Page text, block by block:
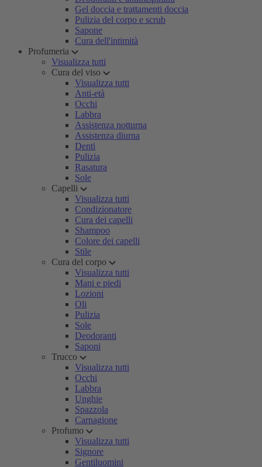
Gel doccia e trattamenti doccia
Pulizia del corpo e scrub
Sapone
Cura dell'intimità
Profumeria
Visualizza tutti
Cura del viso
Visualizza tutti
Anti-età
Occhi
Labbra
Assistenza notturna
Assistenza diurna
Denti
Pulizia
Rasatura
Sole
Capelli
Visualizza tutti
Condizionatore
Cura dei capelli
Shampoo
Colore dei capelli
Stile
Cura del corpo
Visualizza tutti
Mani e piedi
Lozioni
Oli
Pulizia
Sole
Deodoranti
Saponi
Trucco
Visualizza tutti
Occhi
Labbra
Unghie
Spazzola
Carnagione
Profumo
Visualizza tutti
Signore
Gentiluomini